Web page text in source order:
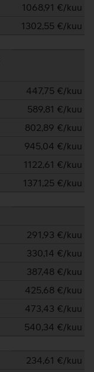
1068,91 €/kuu
1302,55 €/kuu
447,75 €/kuu
589,81 €/kuu
802,89 €/kuu
945,04 €/kuu
1122,61 €/kuu
1371,25 €/kuu
291,93 €/kuu
330,14 €/kuu
387,48 €/kuu
425,68 €/kuu
473,43 €/kuu
540,34 €/kuu
234,61 €/kuu